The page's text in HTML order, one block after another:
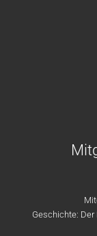
Geschichte: